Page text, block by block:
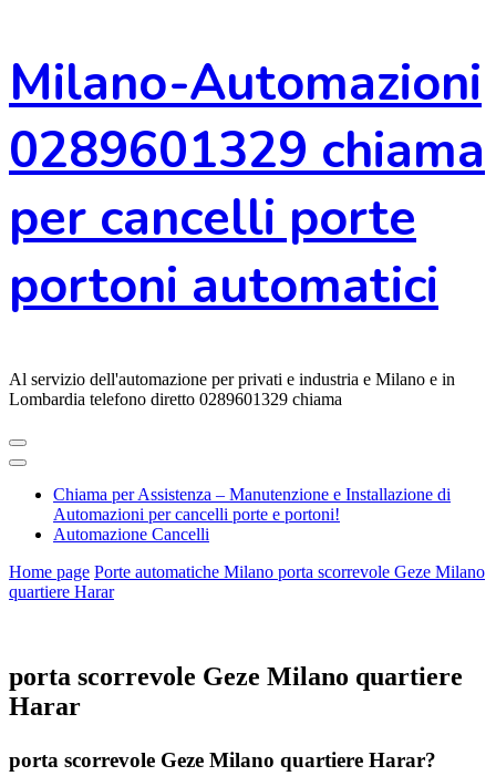
al
contenuto
Milano-Automazioni
0289601329 chiama
per cancelli porte
portoni automatici
Al servizio dell'automazione per privati e industria e Milano e in
Lombardia telefono diretto 0289601329 chiama
Chiama per Assistenza – Manutenzione e Installazione di
Automazioni per cancelli porte e portoni!
Automazione Cancelli
Home page Porte automatiche Milano porta scorrevole Geze Milano
quartiere Harar
porta scorrevole Geze Milano quartiere
Harar
porta scorrevole Geze Milano quartiere Harar?